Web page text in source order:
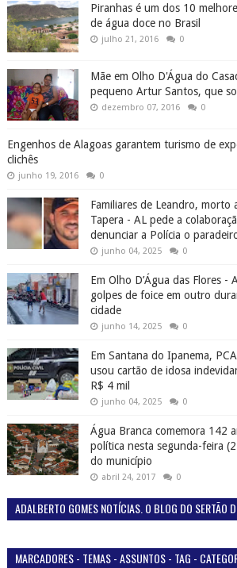
Piranhas é um dos 10
de água doce no Brasil
julho 21, 2016 0
Mãe em Olho D'Água do
pequeno Artur Santos, que
dezembro 07, 2016 0
Engenhos de Alagoas garantem turismo de
clichês
junho 19, 2016 0
Familiares de Leandro, morto
Tapera - AL pede a
denunciar a Polícia o
junho 04, 2025 0
Em Olho D’Água das Flores -
golpes de foice em outro
cidade
junho 14, 2025 0
Em Santana do Ipanema,
usou cartão de idosa
R$ 4 mil
junho 04, 2025 0
Água Branca comemora 142
política nesta segunda-feira
do município
abril 24, 2017 0
ADALBERTO GOMES NOTÍCIAS. O BLOG DO SERTÃO
MARCADORES - TEMAS - ASSUNTOS - TAG -